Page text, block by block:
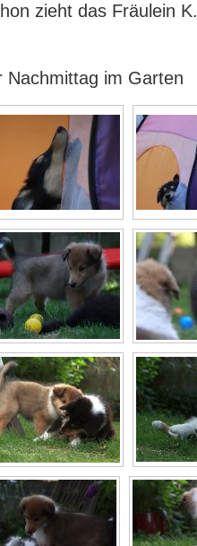
zieht das Fräulein
Nachmittag im Garten